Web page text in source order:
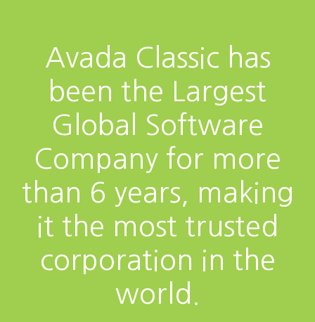
Avada Classic has
been the Largest
Global Software
Company for more
than 6 years, making
it the most trusted
corporation in the
world.